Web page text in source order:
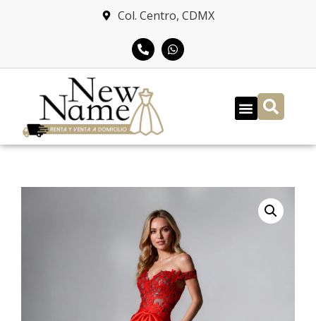
Col. Centro, CDMX